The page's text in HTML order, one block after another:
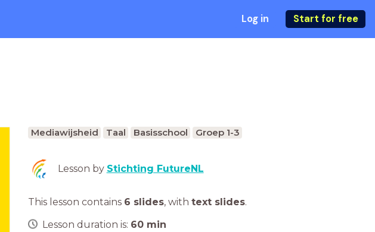
Log in Start for free
Mediawijsheid Taal Basisschool Groep 1-3
Lesson by Stichting FutureNL
This lesson contains 6 slides, with text slides.
Lesson duration is: 60 min